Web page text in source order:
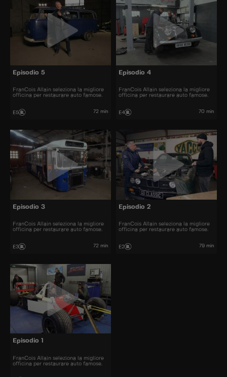
Episodio 5
FranCois Allain seleziona la migliore
officina per restaurare auto famose.
E5 72 min
Episodio 4
FranCois Allain seleziona la migliore
officina per restaurare auto famose.
E4 70 min
Episodio 3
FranCois Allain seleziona la migliore
officina per restaurare auto famose.
E3 72 min
Episodio 2
FranCois Allain seleziona la migliore
officina per restaurare auto famose.
E2 79 min
Episodio 1
FranCois Allain seleziona la migliore
officina per restaurare auto famose.